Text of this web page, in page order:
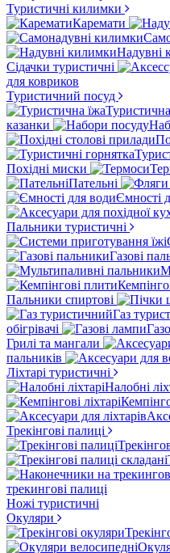
Туристичні килимки
Каремати
Надувні
Сідачки туристичні
для ковриков
Туристичний посуд
казанки
Похідні миски
Пательні
Ємності
Пальники туристичні
Газові
Пальники спиртові
Газ
обігрівачі
Грилі та мангали
пальників
Ліхтарі туристичні
Налобні
Трекінгові палиці
трекингові палиці
Ножі туристичні
Окуляри